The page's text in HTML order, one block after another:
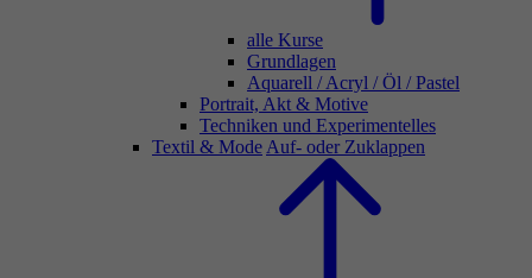
alle Kurse
Grundlagen
Aquarell / Acryl / Öl / Pastel
Portrait, Akt & Motive
Techniken und Experimentelles
Textil & Mode Auf- oder Zuklappen